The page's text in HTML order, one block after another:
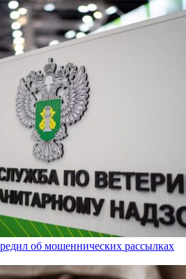
об мошеннических рассылках